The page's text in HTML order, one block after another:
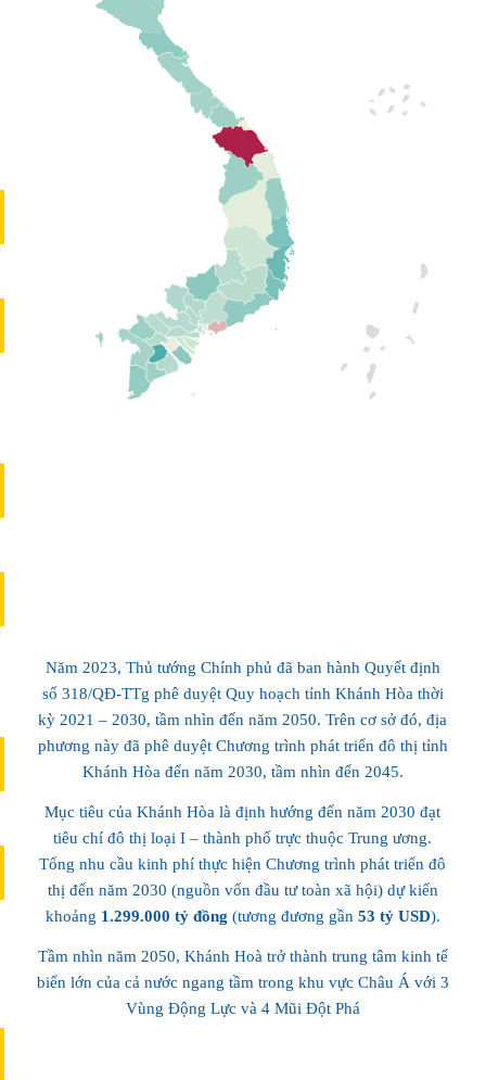
Có một NƠI quyến rũ say lòng người
ĐƯỜNG BỜ BIỂN
ĐƯỜNG BỜ BIỂN
300 ngày nắng, phóng khoáng, tự do
BẢN SẮC VĂN HÓA
Năm 2023, Thủ tướng Chính phủ đã ban hành Quyết định
số 318/QĐ-TTg phê duyệt Quy hoạch tỉnh Khánh Hòa thời
kỳ 2021 – 2030, tầm nhìn đến năm 2050. Trên cơ sở đó, địa
phương này đã phê duyệt Chương trình phát triển đô thị tỉnh
Khánh Hòa đến năm 2030, tầm nhìn đến 2045.
Mục tiêu của Khánh Hòa là định hướng đến năm 2030 đạt
tiêu chí đô thị loại I – thành phố trực thuộc Trung ương.
Tổng nhu cầu kinh phí thực hiện Chương trình phát triển đô
thị đến năm 2030 (nguồn vốn đầu tư toàn xã hội) dự kiến
khoảng 1.299.000 tỷ đồng (tương đương gần 53 tỷ USD).
Tầm nhìn năm 2050, Khánh Hoà trở thành trung tâm kinh tế
biển lớn của cả nước ngang tầm trong khu vực Châu Á với 3
Vùng Động Lực và 4 Mũi Đột Phá